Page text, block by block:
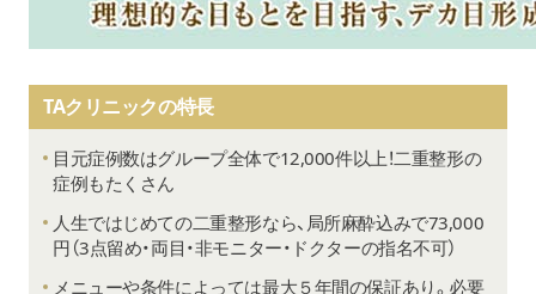
TAクリニックの特長
目元症例数はグループ全体で12,000件以上！二重整形の
症例もたくさん
人生ではじめての二重整形なら、局所麻酔込みで73,000
円（3点留め・両目・非モニター・ドクターの指名不可）
メニューや条件によっては最大５年間の保証あり。必要